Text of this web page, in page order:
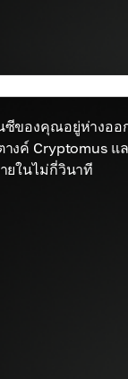
ซีของคุณอยู่ห่างออ
างค์ Cryptomus แ
ยในไม่กี่วินาที